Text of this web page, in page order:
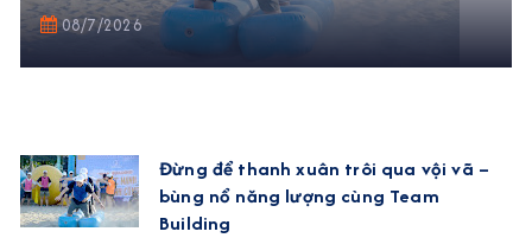
08/7/2026
Đừng để thanh xuân trôi qua vội vã –
bùng nổ năng lượng cùng Team
Building